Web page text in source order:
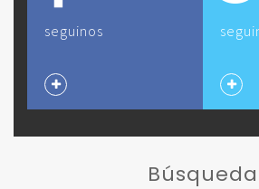
seguinos
Búsqueda